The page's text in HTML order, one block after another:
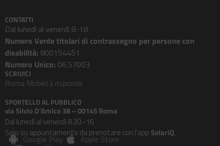
CONTATTI
Dal lunedì al venerdì 8-18
Numero Verde titolari di contrassegno per persone con
disabilità: 800154451
Numero Unico: 06.57003
SCRIVICI
Roma Mobilità risponde
SPORTELLO AL PUBBLICO
via Silvio D’Amico 38 – 00145 Roma
Dal lunedì al venerdì 8.30 -16
Solo su appuntamento da prenotare con l’app SolariQ.
Google Play Apple Store